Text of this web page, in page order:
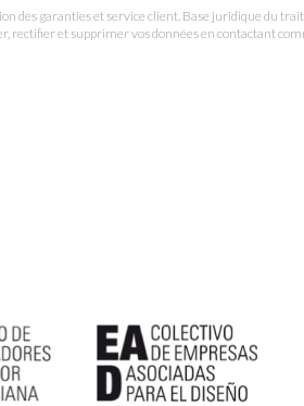
des garanties et service client. Base juridique du
rectifier et supprimer vos données en contactant